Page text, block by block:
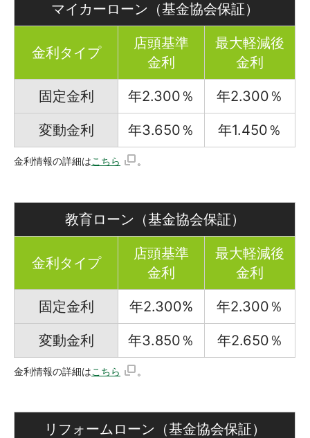
マイカーローン（基金協会保証）
金利タイプ
店頭基準
金利
最大軽減後
金利
固定金利 年2.300％ 年2.300％
変動金利 年3.650％ 年1.450％
金利情報の詳細はこちら 。
教育ローン（基金協会保証）
金利タイプ
店頭基準
金利
最大軽減後
金利
固定金利 年2.300% 年2.300％
変動金利 年3.850％ 年2.650％
金利情報の詳細はこちら 。
リフォームローン（基金協会保証）